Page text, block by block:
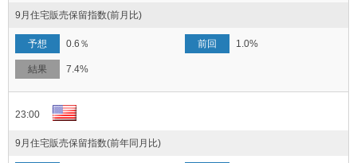
9月住宅販売保留指数(前月比)
0.6％ 1.0%
7.4%
23:00
9月住宅販売保留指数(前年同月比)